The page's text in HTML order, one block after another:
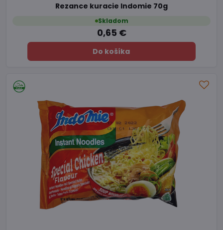
Rezance kuracie Indomie 70g
Skladom
0,65 €
Do košíka